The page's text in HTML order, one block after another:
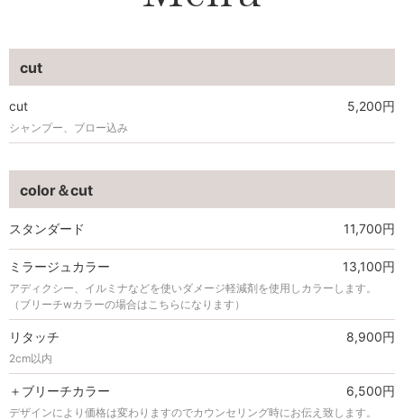
cut
cut 5,200円
シャンプー、ブロー込み
color＆cut
スタンダード 11,700円
ミラージュカラー 13,100円
アディクシー、イルミナなどを使いダメージ軽減剤を使用しカラーします。
（ブリーチwカラーの場合はこちらになります）
リタッチ 8,900円
2cm以内
＋ブリーチカラー 6,500円
デザインにより価格は変わりますのでカウンセリング時にお伝え致します。